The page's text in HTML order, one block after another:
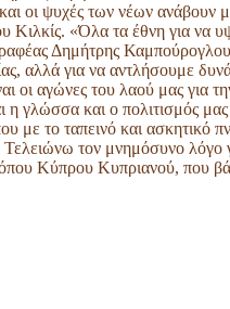
οι ψυχές των νέων ανάβουν
Κιλκίς. «Όλα τα έθνη για να
Δημήτρης
αλλά για να αντλήσουμε
οι αγώνες του λαού μας για
η γλώσσα και ο πολιτισμός
το ταπεινό και ασκητικό
τον μνημόσυνο λόγο
Κύπρου Κυπριανού, που